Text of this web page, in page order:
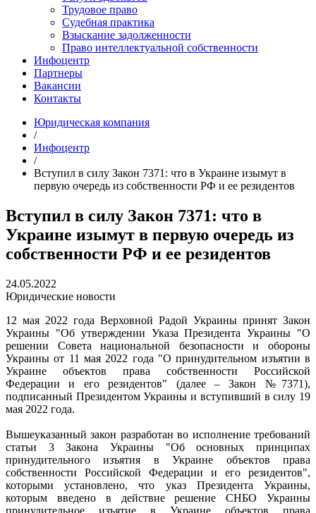
Трудовое право
Судебная практика
Взыскание задолженности
Право интеллектуальной собственности
Инфоцентр
Партнеры
Вакансии
Контакты
Юридическая компания
/
Инфоцентр
/
Вступил в силу Закон 7371: что в Украине изымут в
первую очередь из собственности РФ и ее резидентов
Вступил в силу Закон 7371: что в
Украине изымут в первую очередь из
собственности РФ и ее резидентов
24.05.2022
Юридические новости
12 мая 2022 года Верховной Радой Украины принят Закон
Украины "Об утверждении Указа Президента Украины "О
решении Совета национальной безопасности и обороны
Украины от 11 мая 2022 года "О принудительном изъятии в
Украине объектов права собственности Российской
Федерации и его резидентов" (далее – Закон №7371),
подписанный Президентом Украины и вступивший в силу 19
мая 2022 года.
Вышеуказанный закон разработан во исполнение требований
статьи 3 Закона Украины "Об основных принципах
принудительного изъятия в Украине объектов права
собственности Российской Федерации и его резидентов",
которыми установлено, что указ Президента Украины,
которым введено в действие решение СНБО Украины
принудительное изъятие в Украине объектов права